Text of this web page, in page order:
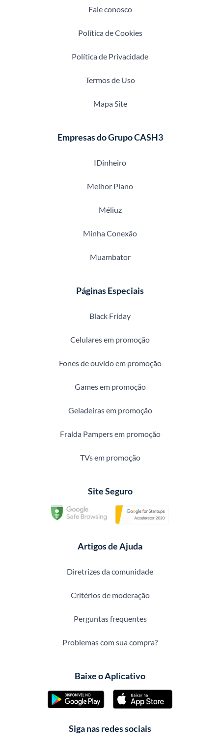
Fale conosco
Política de Cookies
Política de Privacidade
Termos de Uso
Mapa Site
Empresas do Grupo CASH3
IDinheiro
Melhor Plano
Méliuz
Minha Conexão
Muambator
Páginas Especiais
Black Friday
Celulares em promoção
Fones de ouvido em promoção
Games em promoção
Geladeiras em promoção
Fralda Pampers em promoção
TVs em promoção
Site Seguro
Artigos de Ajuda
Diretrizes da comunidade
Critérios de moderação
Perguntas frequentes
Problemas com sua compra?
Baixe o Aplicativo
Siga nas redes sociais